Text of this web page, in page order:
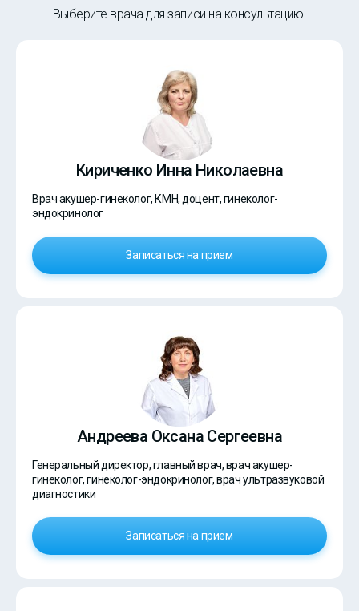
Выберите врача для записи на консультацию.
Кириченко Инна Николаевна
Врач акушер-гинеколог, КМН, доцент, гинеколог-
эндокринолог
Записаться на прием
Андреева Оксана Сергеевна
Генеральный директор, главный врач, врач акушер-
гинеколог, гинеколог-эндокринолог, врач ультразвуковой
диагностики
Записаться на прием